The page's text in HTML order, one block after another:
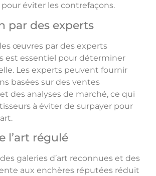
éviter les contrefaçons.
par des experts
œuvres par des experts
est essentiel pour déterminer
Les experts peuvent fournir
basées sur des ventes
des analyses de marché, ce qui
à éviter de surpayer pour
l’art régulé
galeries d’art reconnues et des
aux enchères réputées réduit